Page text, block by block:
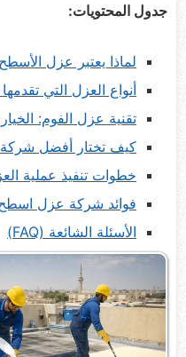
جدول المحتويات:
لماذا يعتبر عزل
أنواع العزل التي
تقنية عزل الفوم: الخيار
كيف تختار أفضل
خطوات تنفيذ عملية
فوائد شركة عزل اسطح
الأسئلة الشائعة (FAQ)